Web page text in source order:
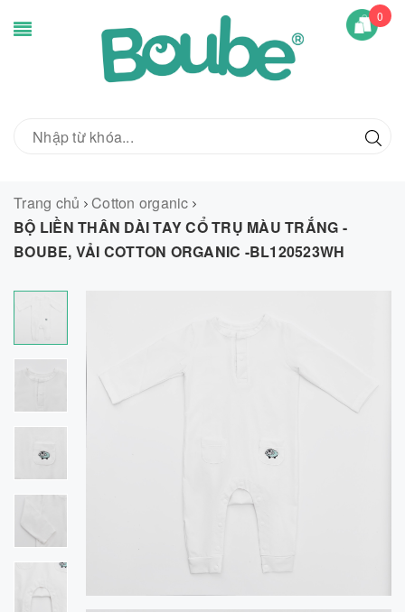
0
Trang chủ
Cotton organic
BỘ LIỀN THÂN DÀI TAY CỔ TRỤ MÀU TRẮNG -
BOUBE, VẢI COTTON ORGANIC -BL120523WH